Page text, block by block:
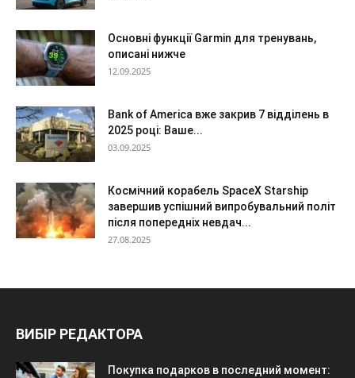
Основні функції Garmin для тренувань,
описані нижче
12.09.2025
Bank of America вже закрив 7 відділень в
2025 році: Ваше...
03.09.2025
Космічний корабель SpaceX Starship
завершив успішний випробувальний політ
після попередніх невдач...
27.08.2025
ВИБІР РЕДАКТОРА
Покупка подарков в последний момент: